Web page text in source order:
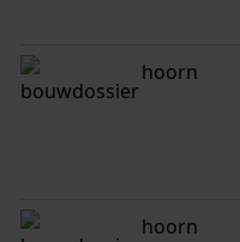
hoorn
hoorn